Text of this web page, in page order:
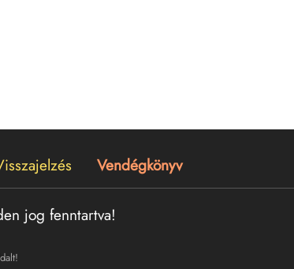
Vendégkönyv
jog fenntartva!